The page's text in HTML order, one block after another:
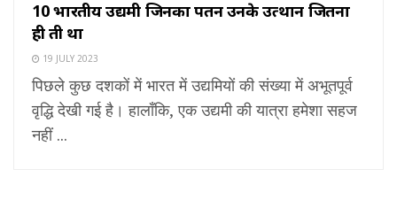
10 भारतीय उद्यमी जिनका पतन उनके उत्थान जितना
ही तीव्र था
19 JULY 2023
पिछले कुछ दशकों में भारत में उद्यमियों की संख्या में अभूतपूर्व
वृद्धि देखी गई है। हालाँकि, एक उद्यमी की यात्रा हमेशा सहज
नहीं ...